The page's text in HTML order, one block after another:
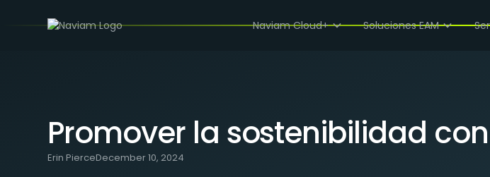
Naviam Cloud+ Soluciones EAM
BLOG / PROMOVER LA SOSTENIBILIDAD CON MAXIMO APPLICATION SUITE
Promover la sostenibilidad
Erin PierceDecember 10, 2024